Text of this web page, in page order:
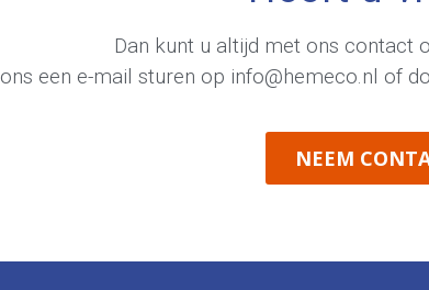
Dan kunt u altijd met ons contact
ons een e-mail sturen op info@hemeco.nl of
NEEM